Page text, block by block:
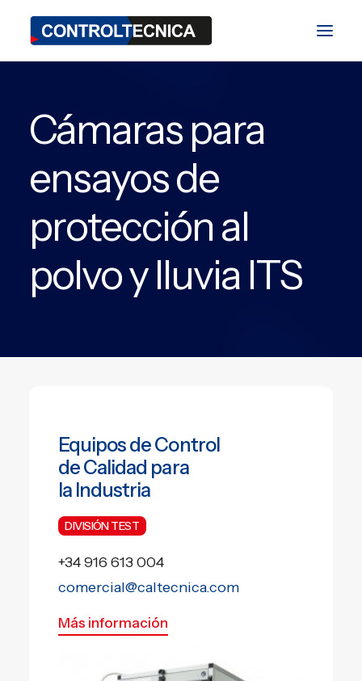
División TEST
División BIO
División SAT
Blog
Ferias y Eventos
Contacto
ES
Cámaras para
ensayos de
protección al
polvo y lluvia ITS
Equipos de Control
de Calidad para
la Industria
DIVISIÓN TEST
+34 916 613 004
comercial@caltecnica.com
Más información